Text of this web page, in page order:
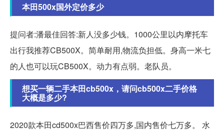
本田500x国外定价多少
提问者:潘最佳回答:新人没多少钱。1000公里以内摩托车
出行我推荐CB500X。简单耐用,物流负担低。身高一米七
的人也可以玩CB500X。动力有点弱。老队员。
想买一辆二手本田cb500x，请问cb500x二手价格
大概是多少?
2020款本田cd500x巴西售价四万多,国内售价七万多。 水